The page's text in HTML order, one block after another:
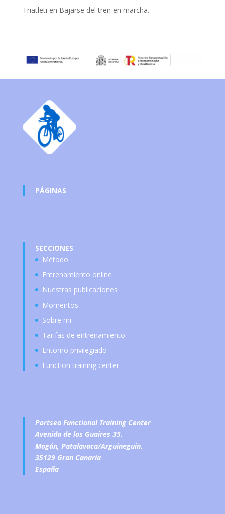
Triatleti en Bajarse del tren en marcha.
PÁGINAS
SECCIONES
Método
Entrenamiento online
Nuestras publicaciones
Momentos
Sobre mi
Tarifas de entrenamiento
Entorno privilegiado
Function training center
Portsea Functional Training Center
Avenida de los Guaires 35.
Mogán, Patalavaca/Arguineguín.
35129 Gran Canaria
España